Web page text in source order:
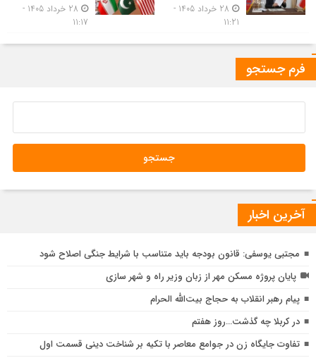
28 خرداد 1405 -
11:21
28 خرداد 1405 -
11:17
فرم جستجو
آخرین اخبار
مجتبی یوسفی: قانون بودجه باید متناسب با شرایط جنگی اصلاح شود
پایان پروژه مسکن مهر از زبان وزیر راه و شهر سازی
پیام رهبر انقلاب به حجاج بیت‌الله الحرام
در کربلا چه گذشت…روز هفتم
تفاوت جایگاه زن در جوامع معاصر با تکیه بر شناخت دینی قسمت اول